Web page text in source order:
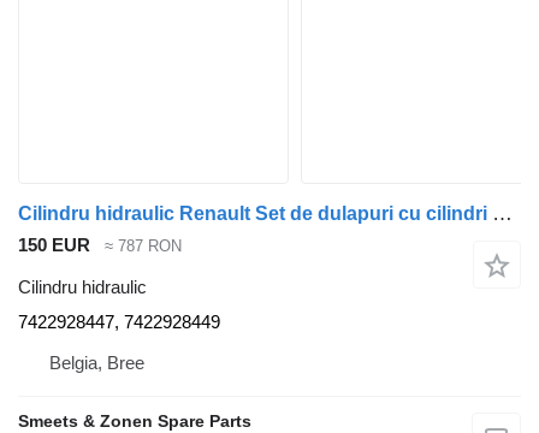
Cilindru hidraulic Renault Set de dulapuri cu cilindri OCC 7422928447 pentru camion
150 EUR ≈ 787 RON
Cilindru hidraulic
7422928447, 7422928449
Belgia, Bree
Smeets & Zonen Spare Parts